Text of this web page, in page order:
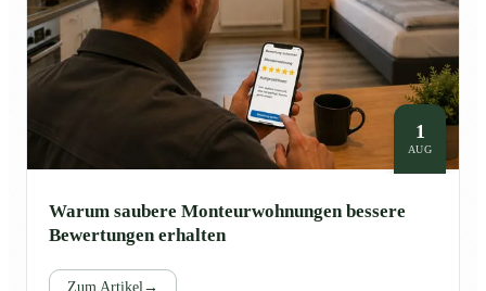
1
AUG
Warum saubere Monteurwohnungen bessere
Bewertungen erhalten
Zum Artikel →